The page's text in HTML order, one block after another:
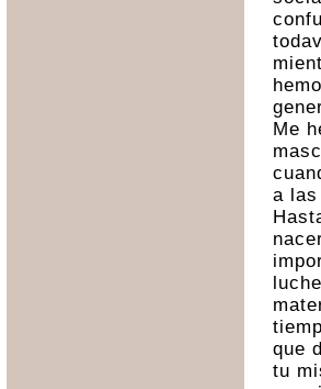
Me
a las
que
tu